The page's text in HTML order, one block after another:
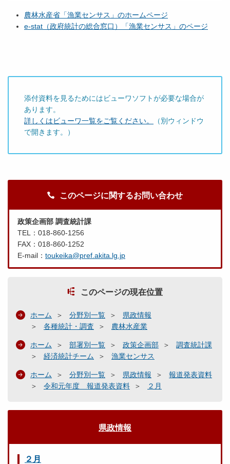
農林水産省「漁業センサス」のホームページ
e-stat（政府統計の総合窓口）「漁業センサス」のページ
添付資料を見るためにはビューワソフトが必要な場合が
あります。
詳しくはビューワ一覧をご覧ください。
（別ウィンドウ
で開きます。）
このページに関するお問い合わせ
政策企画部 調査統計課
TEL：018-860-1256
FAX：018-860-1252
E-mail： toukeika@pref.akita.lg.jp
このページの現在位置
ホーム 分野別一覧
県政情報
各種統計・調査
農林水産業
ホーム 部署別一覧 政策企画部
調査統計課
経済統計チーム
漁業センサス
ホーム 分野別一覧 県政情報
報道発表資料
令和元年度 報道発表資料
２月
県政情報
２月